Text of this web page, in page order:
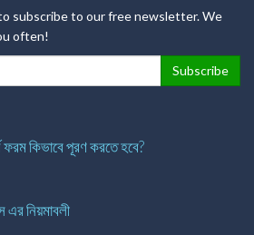
subscribe to our free newsletter. We
often!
ফরম কিভাবে পূরণ করতে হবে?
এর নিয়মাবলী